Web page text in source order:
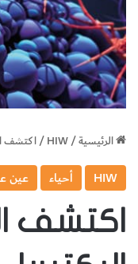
الرئيسية/
HIW
/اكتشف
HIW أحياء عين
اكتشف